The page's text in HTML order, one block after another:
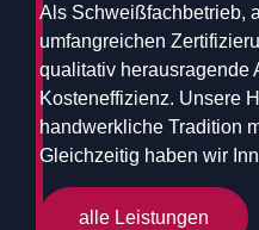
Als Schweißfachbetrieb,
umfangreichen
qualitativ herausragende
Kosteneffizienz. Unsere
handwerkliche Tradition
Gleichzeitig haben wir
alle Leistungen